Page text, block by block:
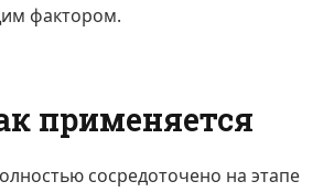
фактором.
применяется
сосредоточено на этапе